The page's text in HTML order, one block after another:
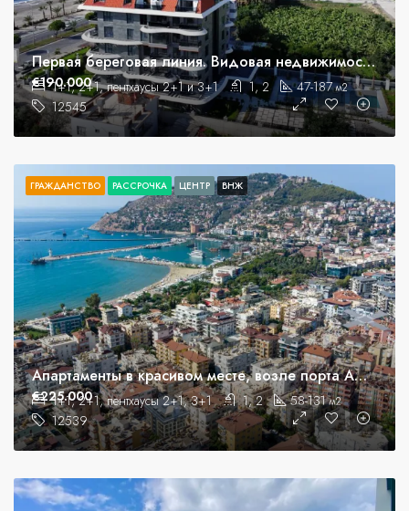
Первая береговая линия. Видовая недвижимость под гражданство
1+1, 2+1, пентхаусы 2+1 и 3+1 1, 2 47-187 м2
12545
€190.000
Апартаменты в красивом месте, возле порта Аланьи.
1+1, 2+1, пентхаусы 2+1, 3+1 1, 2 58-131 м2
12539
€225.000
ГРАЖДАНСТВО РАССРОЧКА ЦЕНТР ВНЖ